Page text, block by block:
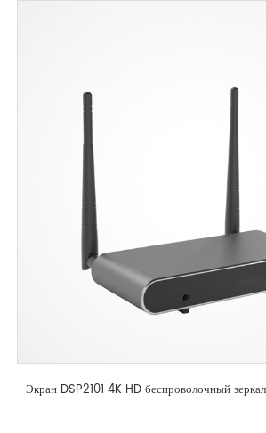
Экран DSP2101 4K HD беспроволочный